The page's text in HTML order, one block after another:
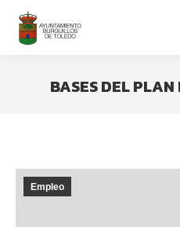
contenido
BASES DEL
Empleo